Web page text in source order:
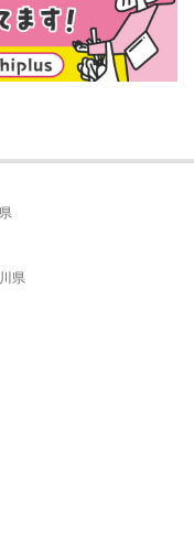
県